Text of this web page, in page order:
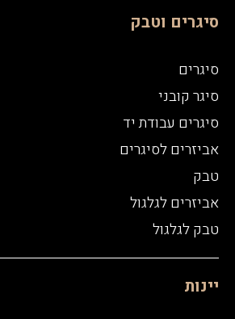
סיגרים וטבק
סיגרים
סיגר קובני
סיגרים עבודת יד
אביזרים לסיגרים
טבק
אביזרים לגלגול
טבק לגלגול
יינות